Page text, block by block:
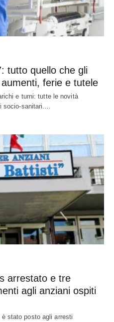
tutto quello che gli
ferie e tutele
e turni: tutte le novità
socio-sanitari.…
arrestato e tre
agli anziani ospiti
stato posto agli arresti